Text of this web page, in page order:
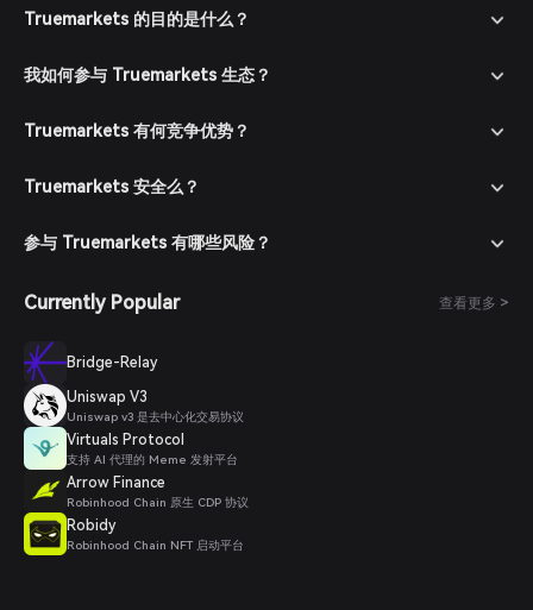
进入市场：在 Bitget 钱包中进入市场版块，搜索 TRUE 查看可用
下单购买：选择所需交易对（如 TRUE/USDT），输入购买数量并
确认订单。交易完成后，TRUE 代币将添加至您的钱包。
Truemarkets 的目的是什么？
我如何参与 Truemarkets 生态？
Truemarkets 有何竞争优势？
Truemarkets 安全么？
参与 Truemarkets 有哪些风险？
Currently Popular 查看更多 >
Bridge-Relay
Uniswap V3
Uniswap v3 是去中心化交易协议
Virtuals Protocol
支持 AI 代理的 Meme 发射平台
Arrow Finance
Robinhood Chain 原生 CDP 协议
Robidy
Robinhood Chain NFT 启动平台